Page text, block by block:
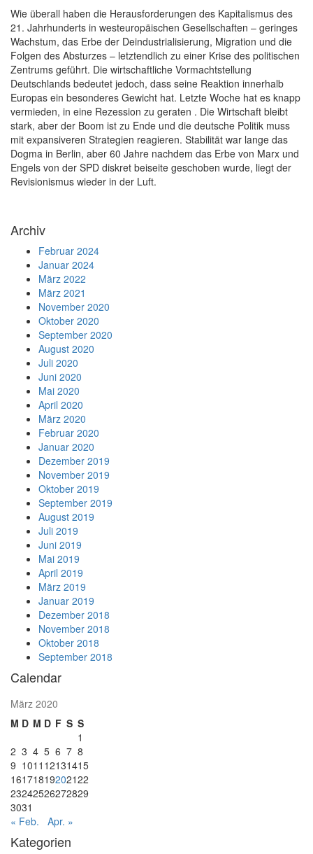
Wie überall haben die Herausforderungen des Kapitalismus des
21. Jahrhunderts in westeuropäischen Gesellschaften – geringes
Wachstum, das Erbe der Deindustrialisierung, Migration und die
Folgen des Absturzes – letztendlich zu einer Krise des politischen
Zentrums geführt. Die wirtschaftliche Vormachtstellung
Deutschlands bedeutet jedoch, dass seine Reaktion innerhalb
Europas ein besonderes Gewicht hat. Letzte Woche hat es knapp
vermieden, in eine Rezession zu geraten . Die Wirtschaft bleibt
stark, aber der Boom ist zu Ende und die deutsche Politik muss
mit expansiveren Strategien reagieren. Stabilität war lange das
Dogma in Berlin, aber 60 Jahre nachdem das Erbe von Marx und
Engels von der SPD diskret beiseite geschoben wurde, liegt der
Revisionismus wieder in der Luft.
Archiv
Februar 2024
Januar 2024
März 2022
März 2021
November 2020
Oktober 2020
September 2020
August 2020
Juli 2020
Juni 2020
Mai 2020
April 2020
März 2020
Februar 2020
Januar 2020
Dezember 2019
November 2019
Oktober 2019
September 2019
August 2019
Juli 2019
Juni 2019
Mai 2019
April 2019
März 2019
Januar 2019
Dezember 2018
November 2018
Oktober 2018
September 2018
Calendar
März 2020
M D M D F S S
1
2 3 4 5 6 7 8
9 1011 12131415
16171819202122
23242526272829
3031
« Feb.
Apr. »
Kategorien